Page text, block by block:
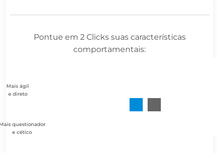
Pontue em 2 Clicks suas características
comportamentais:
Mais ágil
e direto
questionador
e cético